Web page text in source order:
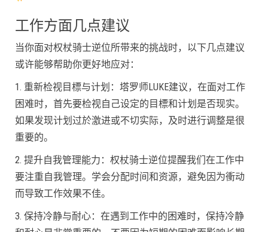
工作方面几点建议
当你面对权杖骑士逆位所带来的挑战时，以下几点建议
或许能够帮助你更好地应对：
1. 重新检视目標与计划：塔罗师LUKE建议，在面对工作
困难时，首先要检视自己设定的目標和计划是否现实。
如果发现计划过於激进或不切实际，及时进行调整是很
重要的。
2. 提升自我管理能力：权杖骑士逆位提醒我们在工作中
要注重自我管理。学会分配时间和资源，避免因为衝动
而导致工作效果不佳。
3. 保持冷静与耐心：在遇到工作中的困难时，保持冷静